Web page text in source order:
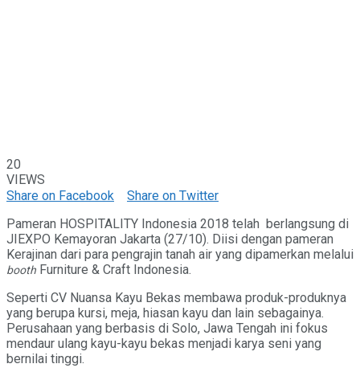
20
VIEWS
Share on Facebook
Share on Twitter
Pameran HOSPITALITY Indonesia 2018 telah berlangsung di
JIEXPO Kemayoran Jakarta (27/10). Diisi dengan pameran
Kerajinan dari para pengrajin tanah air yang dipamerkan melalui
booth Furniture & Craft Indonesia.
Seperti CV Nuansa Kayu Bekas membawa produk-produknya
yang berupa kursi, meja, hiasan kayu dan lain sebagainya.
Perusahaan yang berbasis di Solo, Jawa Tengah ini fokus
mendaur ulang kayu-kayu bekas menjadi karya seni yang
bernilai tinggi.